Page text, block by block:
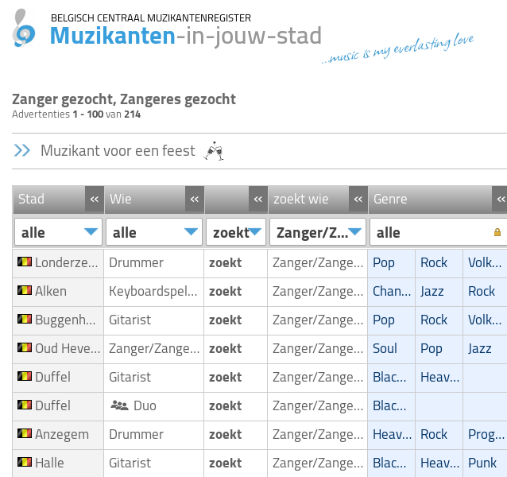
BELGISCH CENTRAAL MUZIKANTENREGISTER
Muzikanten-in-jouw-stad...music is my everlasting love
Zanger gezocht, Zangeres gezocht
Advertenties1 - 100van214
Muzikant voor een feest
Stad « Wie « « zoekt wie « Genre «
alle alle zoekt Zanger/Zangeres alle
Londerzeel Malderen Drummer zoekt Zanger/Zangeres Pop Rock Volksmuziek
Alken Keyboardspeler/Toetsenist zoekt Zanger/Zangeres Chanson Jazz Rock
Buggenhout Gitarist zoekt Zanger/Zangeres Pop Rock Volksmuziek
Oud Heverlee Zanger/Zangeres zoekt Zanger/Zangeres Soul Pop Jazz
Duffel Gitarist zoekt Zanger/Zangeres Blackmetal/Deathmetal Heavy-metal
Duffel Duo zoekt Zanger/Zangeres Blackmetal/Deathmetal
Anzegem Drummer zoekt Zanger/Zangeres Heavy-metal Rock Progressive
Halle Gitarist zoekt Zanger/Zangeres Blackmetal/Deathmetal Heavy-metal Punk